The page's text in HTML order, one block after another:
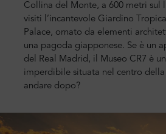
Collina del Monte, a 600 metri sul
visiti l’incantevole Giardino
Palace, ornato da elementi
una pagoda giapponese. Se è un
del Real Madrid, il Museo CR7 è
imperdibile situata nel centro
andare dopo?